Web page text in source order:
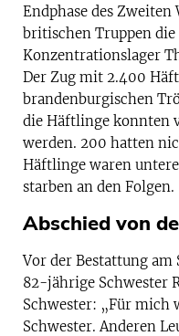
Endphase des
britischen Truppen
Konzentrationslager
Der Zug mit 2.400
brandenburgischen
die Häftlinge konnten
werden. 200 hatten
Häftlinge waren
starben an den Folgen.
Abschied von
Vor der Bestattung am
82-jährige Schwester
Schwester: „Für mich
Schwester. Anderen